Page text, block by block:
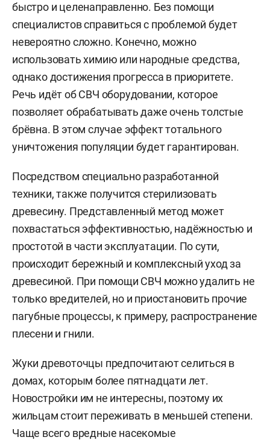
быстро и целенаправленно. Без помощи
специалистов справиться с проблемой будет
невероятно сложно. Конечно, можно
использовать химию или народные средства,
однако достижения прогресса в приоритете.
Речь идёт об СВЧ оборудовании, которое
позволяет обрабатывать даже очень толстые
брёвна. В этом случае эффект тотального
уничтожения популяции будет гарантирован.
Посредством специально разработанной
техники, также получится стерилизовать
древесину. Представленный метод может
похвастаться эффективностью, надёжностью и
простотой в части эксплуатации. По сути,
происходит бережный и комплексный уход за
древесиной. При помощи СВЧ можно удалить не
только вредителей, но и приостановить прочие
пагубные процессы, к примеру, распространение
плесени и гнили.
Жуки древоточцы предпочитают селиться в
домах, которым более пятнадцати лет.
Новостройки им не интересны, поэтому их
жильцам стоит переживать в меньшей степени.
Чаще всего вредные насекомые